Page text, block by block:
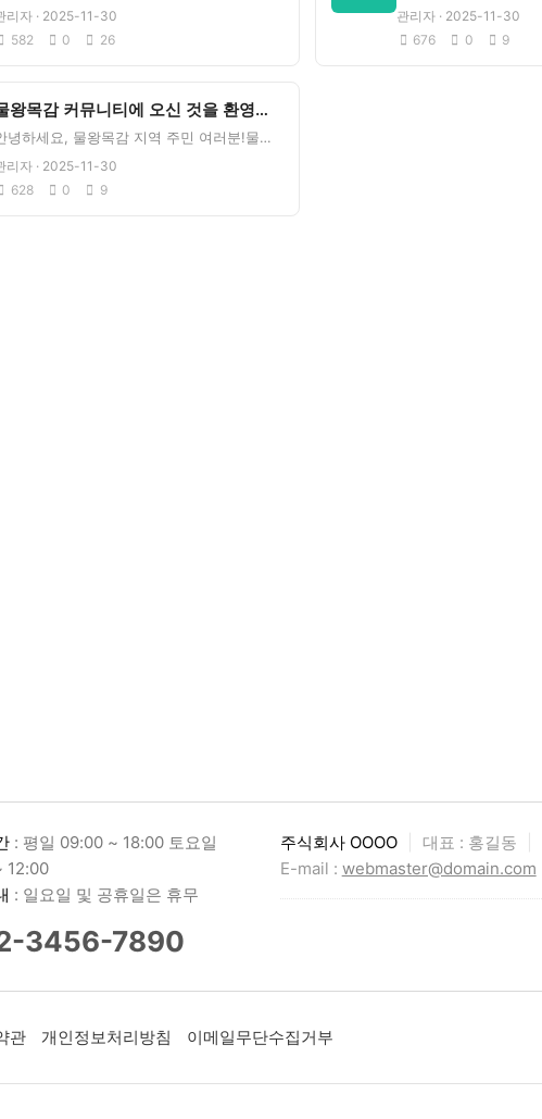
리자 · 2025-11-30
582
0 26
관리자 · 2025-11-30
676
0 9
물왕목감 커뮤니티에 오신 것을 환영합니다!
안녕하세요, 물왕목감 지역 주민 여러분!물왕동, 목감동 주민들을 위한 지역 커뮤니티에 오신 것을 환영합니다.
리자 · 2025-11-30
628
0 9
: 평일 09:00 ~ 18:00 토요일
12:00
: 일요일 및 공휴일은 휴무
3456-7890
주식회사 OOOO 대표 : 홍길동
E-mail : webmaster@domain.com
관 개인정보처리방침 이메일무단수집거부